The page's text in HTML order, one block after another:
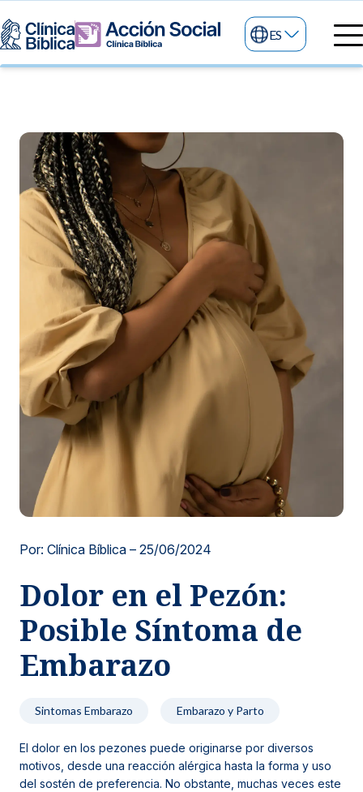
Nuestras especialidades
Centros de Excelencia
Servicios Generales
Servicios 24/7
Servicios Especializados
Otros Servicios
Mi Vida
Información
Información para el Paciente
Sobre nosotros
Investigación, Innovación y Docencia
Sedes
Noticias y blog
ES
Por: Clínica Bíblica – 25/06/2024
Dolor en el Pezón:
Posible Síntoma de
Embarazo
Sintomas Embarazo Embarazo y Parto
El dolor en los pezones puede originarse por diversos
motivos, desde una reacción alérgica hasta la forma y uso
del sostén de preferencia. No obstante, muchas veces este